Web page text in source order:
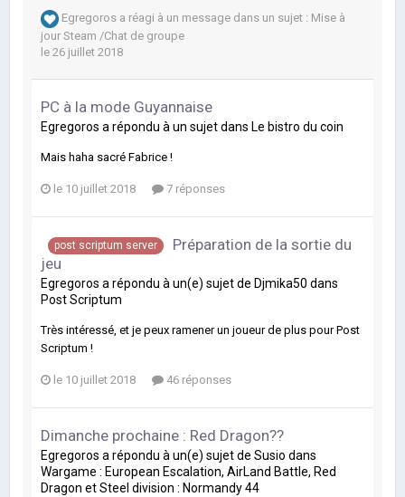
Egregoros a réagi à un message dans un sujet : Mise à
jour Steam /Chat de groupe
le 26 juillet 2018
PC à la mode Guyannaise
Egregoros a répondu à un sujet dans Le bistro du coin
Mais haha sacré Fabrice !
le 10 juillet 2018 7 réponses
post scriptum server
Préparation de la sortie du
jeu
Egregoros a répondu à un(e) sujet de Djmika50 dans
Post Scriptum
Très intéressé, et je peux ramener un joueur de plus pour Post
Scriptum !
le 10 juillet 2018 46 réponses
Dimanche prochaine : Red Dragon??
Egregoros a répondu à un(e) sujet de Susio dans
Wargame : European Escalation, AirLand Battle, Red
Dragon et Steel division : Normandy 44